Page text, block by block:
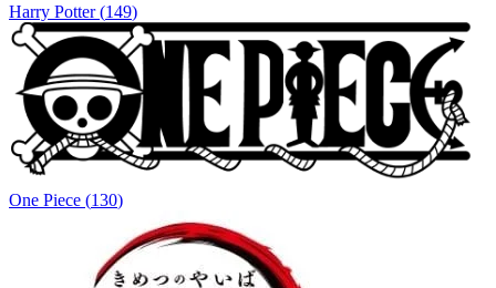
Harry Potter (149)
One Piece (130)